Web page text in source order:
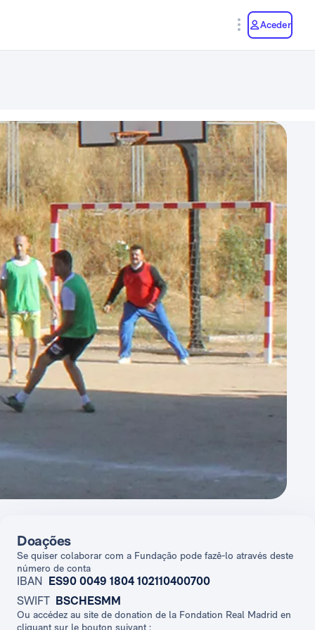
Aceder
Doações
Se quiser colaborar com a Fundação pode fazê-lo através deste
número de conta
IBAN ES90 0049 1804 102110400700
SWIFT BSCHESMM
Ou accédez au site de donation de la Fondation Real Madrid en
cliquant sur le bouton suivant :